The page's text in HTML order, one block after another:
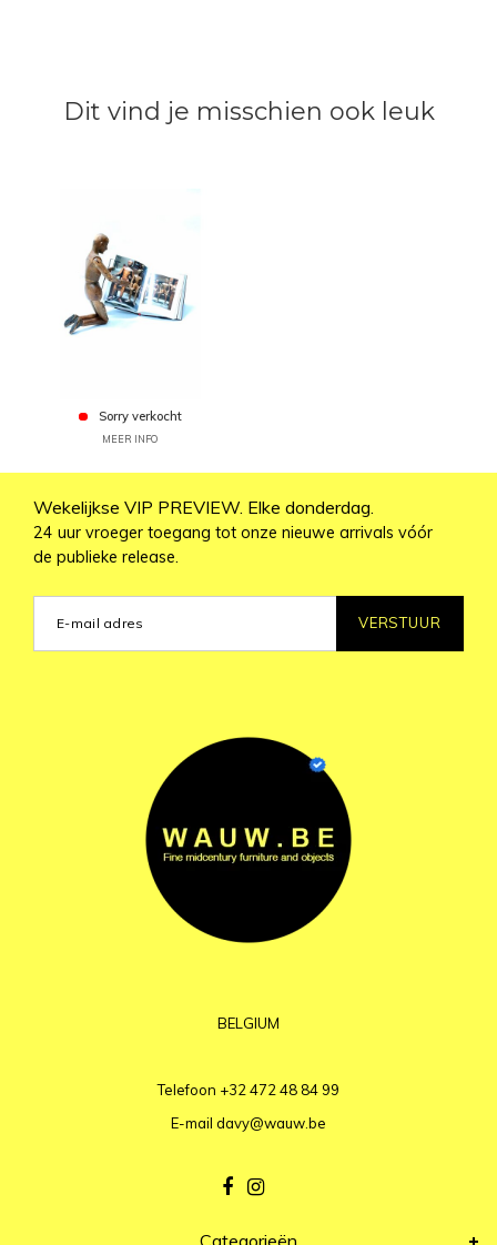
Dit vind je misschien ook leuk
Sorry verkocht
MEER INFO
Wekelijkse VIP PREVIEW. Elke donderdag.
24 uur vroeger toegang tot onze nieuwe arrivals vóór
de publieke release.
VERSTUUR
BELGIUM
Telefoon +32 472 48 84 99
E-mail davy@wauw.be
Categorieën